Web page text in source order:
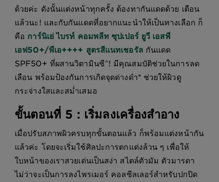
ด้วยค่ะ ดังนั้นแต่งหน้าทุกครั้ง ต้องทากันแดดด้วย เตือน
แล้วนะ! และกับกันแดดที่อยากแนะนำให้เป็นทางเลือก ก็
คือ การ์นิเย่ ไบรท์ คอมพลีท ซุปเปอร์ ยูวี เอสพี
เอฟ50+/พีเอ++++ สูตรสีแนทเชอรัล กันแดด
SPF50+ ที่ผสานวิตามินซี^! มีคุณสมบัติช่วยในการลด
เลือน พร้อมป้องกันการเกิดจุดด่างดำ* ช่วยให้ผิวดู
กระจ่างใสและสม่ำเสมอ
ขั้นตอนที่ 5 : เริ่มลงเครื่องสำอาง
เมื่อปรับสภาพผิวครบทุกขั้นตอนแล้ว ก็พร้อมแต่งหน้ากัน
แล้วค่ะ โดยจะเริ่มใช้ศิลปะการตกแต่งล้วน ๆ เพื่อให้
ใบหน้าของเราสวยเด่นเป็นสง่า สไตล์ตัวมัม ตัวมารดา
ไม่ว่าจะเป็นการลงไพรเมอร์ คอลซีลเลอร์สำหรับปกปิด